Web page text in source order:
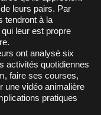
leurs pairs. Par
tendront à la
leur est propre
ont analysé six
activités quotidiennes
faire ses courses,
une vidéo animalière
pratiques